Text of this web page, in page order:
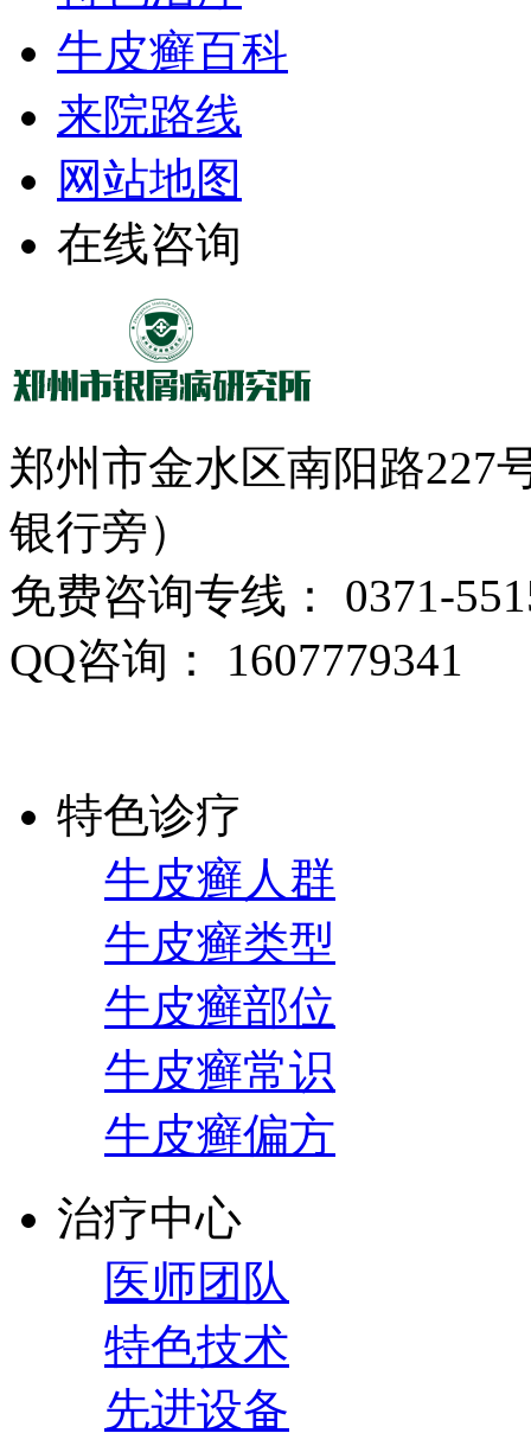
牛皮癣百科
来院路线
网站地图
在线咨询
郑州市金水区南阳路227
银行旁）
免费咨询专线： 0371-
QQ咨询： 1607779341
特色诊疗
牛皮癣人群
牛皮癣类型
牛皮癣部位
牛皮癣常识
牛皮癣偏方
治疗中心
医师团队
特色技术
先进设备